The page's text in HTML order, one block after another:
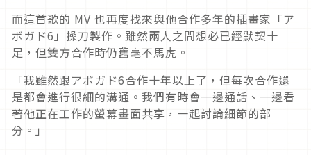
而這首歌的 MV 也再度找來與他合作多年的插畫家「ア
ボガド6 」操刀製作 。雖然兩人之間想必已經默契十
足，但雙方合作時仍舊毫不馬虎。
「我雖然跟アボガド6合作十年以上了，但每次合作還
是都會進行很細的溝通 。我們有時會一邊通話、一邊看
著他正在工作的螢幕畫面共享，一起討論細節的部
分。」